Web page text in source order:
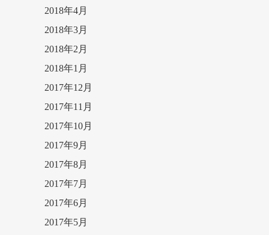
2018年4月
2018年3月
2018年2月
2018年1月
2017年12月
2017年11月
2017年10月
2017年9月
2017年8月
2017年7月
2017年6月
2017年5月